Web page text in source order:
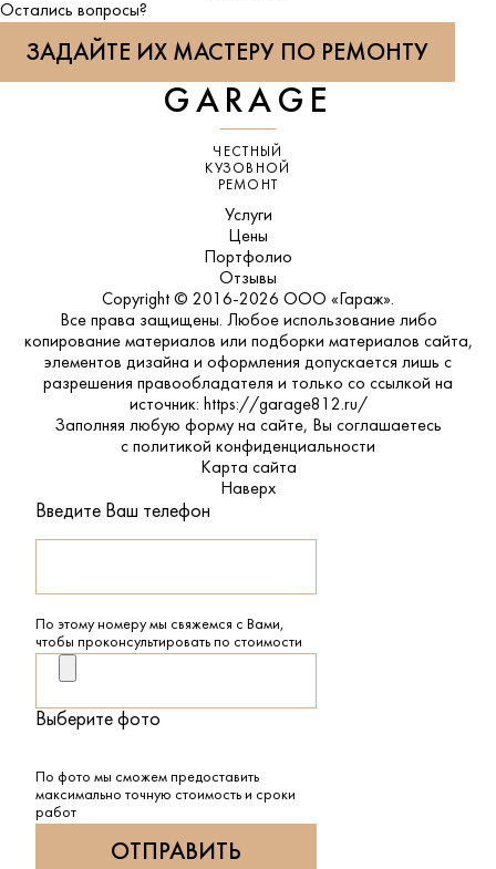
Остались вопросы?
ЗАДАЙТЕ ИХ МАСТЕРУ ПО РЕМОНТУ
GARAGE
ЧЕСТНЫЙ
КУЗОВНОЙ
РЕМОНТ
Услуги
Цены
Портфолио
Отзывы
Copyright © 2016-2026 ООО «Гараж».
Все права защищены. Любое использование либо
копирование материалов или подборки материалов сайта,
элементов дизайна и оформления допускается лишь с
разрешения правообладателя и только со ссылкой на
источник: https://garage812.ru/
Заполняя любую форму на сайте, Вы соглашаетесь
с политикой конфиденциальности
Карта сайта
Наверх
Введите Ваш телефон
По этому номеру мы свяжемся с Вами,
чтобы проконсультировать по стоимости
Выберите фото
По фото мы сможем предоставить
максимально точную стоимость и сроки
работ